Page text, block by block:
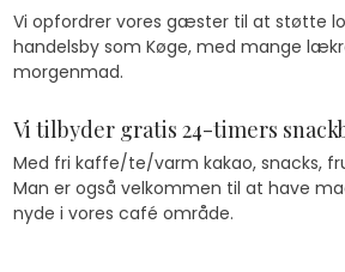
​Vi opfordrer vores gæster til at støtte
handelsby som Køge, med mange
morgenmad.
​Vi tilbyder gratis 24-timers
Med fri kaffe/te/varm kakao, snacks,
Man er også velkommen til at have
nyde i vores café område. ​